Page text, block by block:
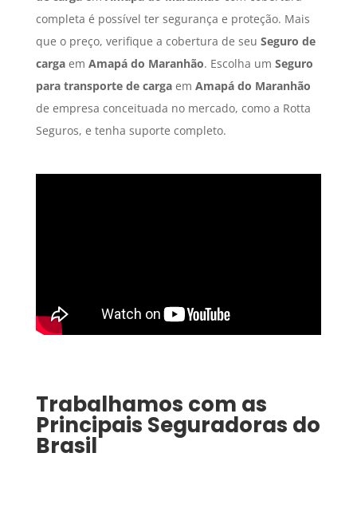
completa é possível ter segurança e proteção. Mais
que o preço, verifique a cobertura de seu Seguro de
cargaem Amapá do Maranhão. Escolha um Seguro
para transporte de cargaem Amapá do Maranhão
de empresa conceituada no mercado, como a Rotta
Seguros, e tenha suporte completo.
Trabalhamos com as
Principais Seguradoras do
Brasil